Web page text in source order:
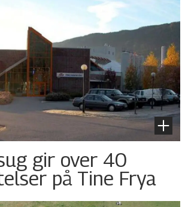
gir over 40
på Tine Frya